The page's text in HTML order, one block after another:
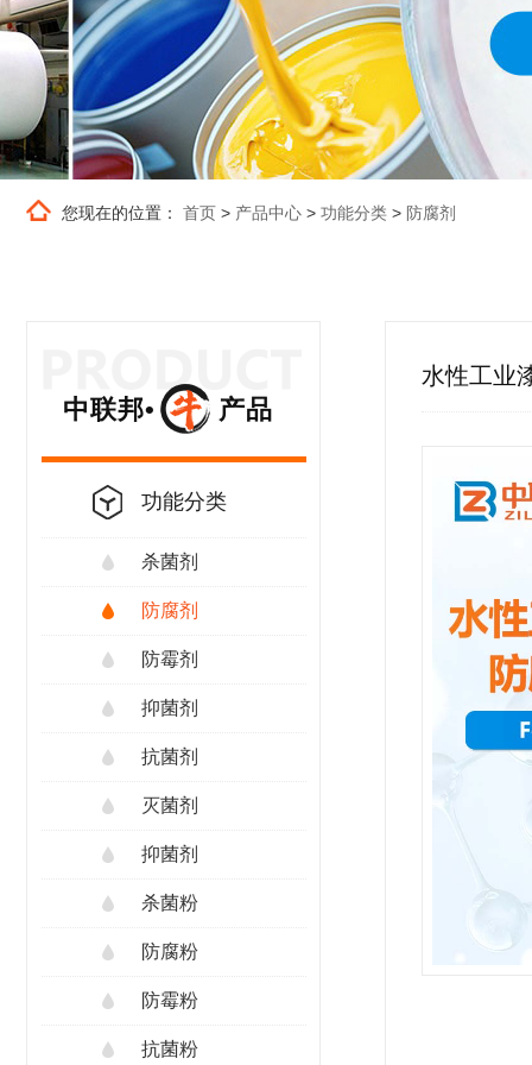
您现在的位置： 首页 > 产品中心 > 功能分类 > 防腐剂
中联邦• 产品
功能分类
杀菌剂
防腐剂
防霉剂
抑菌剂
抗菌剂
灭菌剂
抑菌剂
杀菌粉
防腐粉
防霉粉
抗菌粉
水性工业